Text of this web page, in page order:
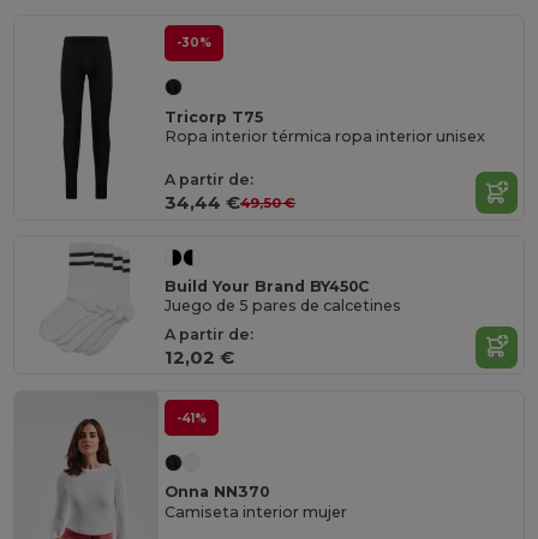
-30%
Tricorp T75
Ropa interior térmica ropa interior unisex
A partir de:
34,44 €49,50 €
Build Your Brand BY450C
Juego de 5 pares de calcetines
A partir de:
12,02 €
-41%
Onna NN370
Camiseta interior mujer